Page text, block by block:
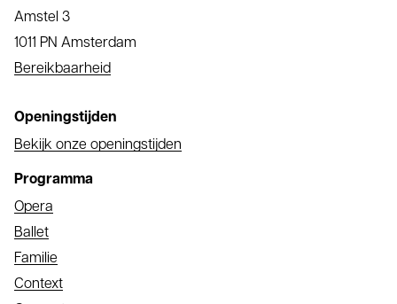
Amstel 3
1011 PN Amsterdam
Bereikbaarheid
Openingstijden
Bekijk onze openingstijden
Programma
Opera
Ballet
Familie
Context